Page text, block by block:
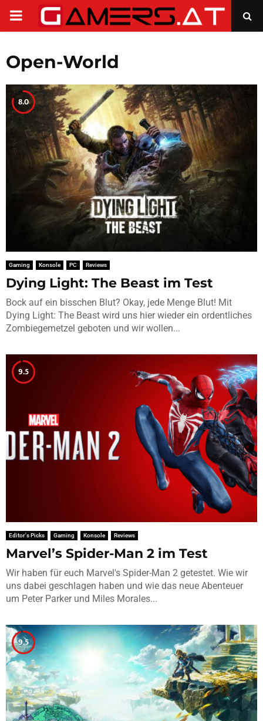
PRIMARY
Open-World
8.0
Gaming Konsole PC Reviews
Dying Light: The Beast im Test
Bock auf ein bisschen Blut? Okay, jede Menge Blut! Mit
Dying Light: The Beast wird uns hier wieder ein ordentliches
Zombiegemetzel geboten und wir wollen...
9.5
Editor's Picks Gaming Konsole Reviews
Marvel’s Spider-Man 2 im Test
Wir haben für euch Marvel's Spider-Man 2 getestet. Wie wir
uns dabei geschlagen haben und wie das neue Abenteuer
um Peter Parker und Miles Morales...
9.5